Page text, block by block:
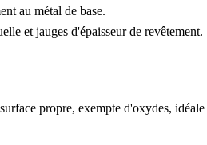
au métal de base.
et jauges d'épaisseur de revêtement.
propre, exempte d'oxydes,